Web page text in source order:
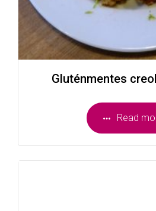
Read